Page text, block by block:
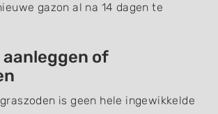
gazon al na 14 dagen te
of
is geen hele ingewikkelde